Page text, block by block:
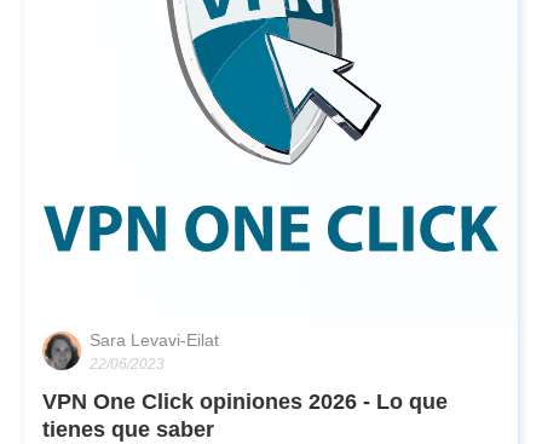
Sara Levavi-Eilat
22/06/2023
VPN One Click opiniones 2026 - Lo que
tienes que saber